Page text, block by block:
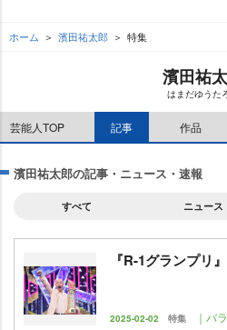
ホーム 濱田祐太郎 特集
濱田祐
はまだゆうた
芸能人TOP 記事 作品
濱田祐太郎の記事・ニュース・速報
すべて ニュース
『R-1グランプリ
2025-02-02 特集 ｜バ